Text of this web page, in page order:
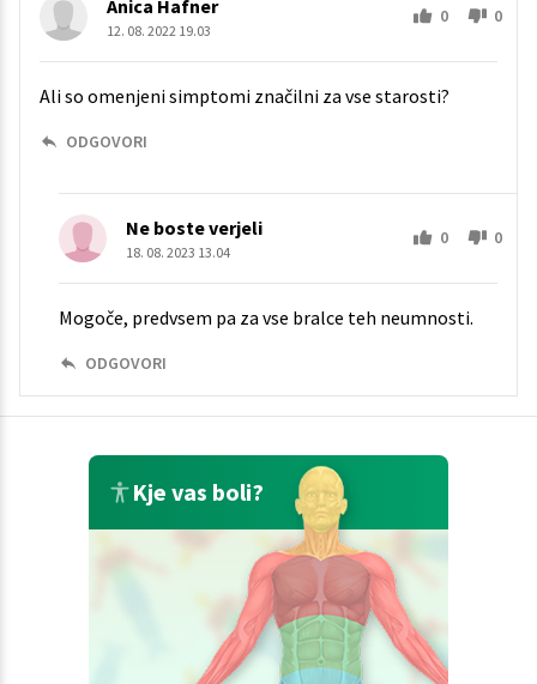
Anica Hafner
12. 08. 2022 19.03
0 0
Ali so omenjeni simptomi značilni za vse starosti?
ODGOVORI
Ne boste verjeli
18. 08. 2023 13.04
0 0
Mogoče, predvsem pa za vse bralce teh neumnosti.
ODGOVORI
Kje vas boli?